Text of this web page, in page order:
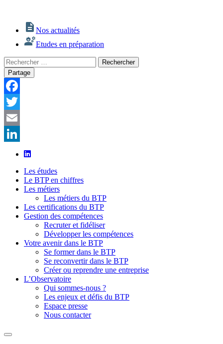
Nos actualités
Etudes en préparation
Rechercher
:
Rechercher
Partage
Facebook
Twitter
Email
LinkedIn
Les études
Le BTP en chiffres
Les métiers
Les métiers du BTP
Les certifications du BTP
Gestion des compétences
Recruter et fidéliser
Développer les compétences
Votre avenir dans le BTP
Se former dans le BTP
Se reconvertir dans le BTP
Créer ou reprendre une entreprise
L’Observatoire
Qui sommes-nous ?
Les enjeux et défis du BTP
Espace presse
Nous contacter